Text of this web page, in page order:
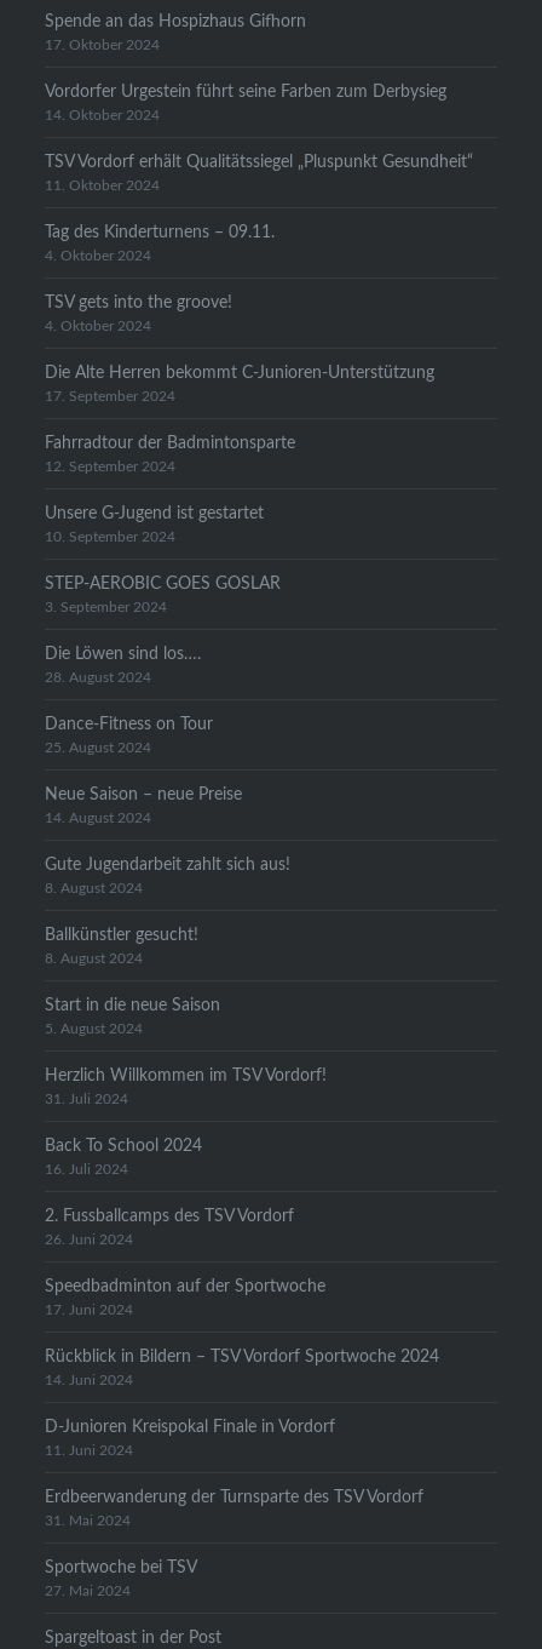
Spende an das Hospizhaus Gifhorn
17. Oktober 2024
Vordorfer Urgestein führt seine Farben zum Derbysieg
14. Oktober 2024
TSV Vordorf erhält Qualitätssiegel „Pluspunkt Gesundheit“
11. Oktober 2024
Tag des Kinderturnens – 09.11.
4. Oktober 2024
TSV gets into the groove!
4. Oktober 2024
Die Alte Herren bekommt C-Junioren-Unterstützung
17. September 2024
Fahrradtour der Badmintonsparte
12. September 2024
Unsere G-Jugend ist gestartet
10. September 2024
STEP-AEROBIC GOES GOSLAR
3. September 2024
Die Löwen sind los….
28. August 2024
Dance-Fitness on Tour
25. August 2024
Neue Saison – neue Preise
14. August 2024
Gute Jugendarbeit zahlt sich aus!
8. August 2024
Ballkünstler gesucht!
8. August 2024
Start in die neue Saison
5. August 2024
Herzlich Willkommen im TSV Vordorf!
31. Juli 2024
Back To School 2024
16. Juli 2024
2. Fussballcamps des TSV Vordorf
26. Juni 2024
Speedbadminton auf der Sportwoche
17. Juni 2024
Rückblick in Bildern – TSV Vordorf Sportwoche 2024
14. Juni 2024
D-Junioren Kreispokal Finale in Vordorf
11. Juni 2024
Erdbeerwanderung der Turnsparte des TSV Vordorf
31. Mai 2024
Sportwoche bei TSV
27. Mai 2024
Spargeltoast in der Post